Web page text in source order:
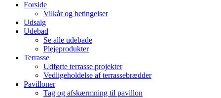
Forside
Vilkår og betingelser
Udsalg
Udebad
Se alle udebade
Plejeprodukter
Terrasse
Udførte terrasse projekter
Vedligeholdelse af terrassebrædder
Pavilloner
Tag og afskærmning til pavillon